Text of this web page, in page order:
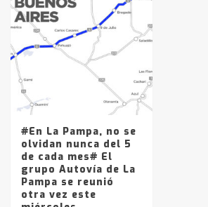
#En La Pampa, no se
olvidan nunca del 5
de cada mes# El
grupo Autovía de La
Pampa se reunió
otra vez este